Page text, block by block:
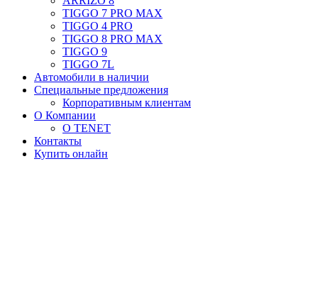
TIGGO 7 PRO MAX
TIGGO 4 PRO
TIGGO 8 PRO MAX
TIGGO 9
TIGGO 7L
Автомобили в наличии
Специальные предложения
Корпоративным клиентам
О Компании
О TENET
Контакты
Купить онлайн